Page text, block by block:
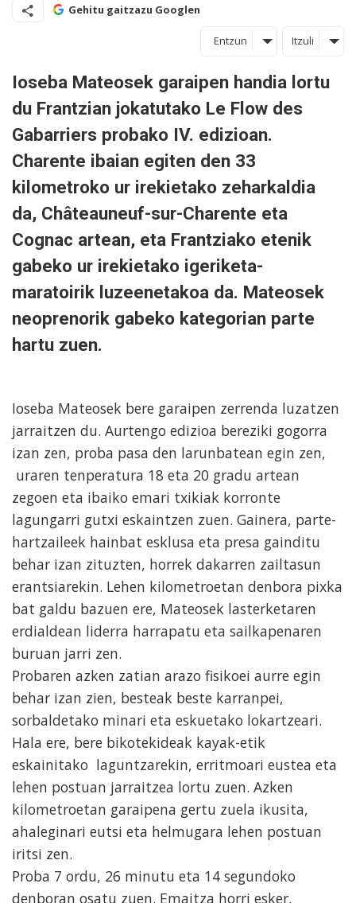
Gehitu gaitzazu Googlen
Entzun Itzuli
Ioseba Mateosek garaipen handia lortu
du Frantzian jokatutako Le Flow des
Gabarriers probako IV. edizioan.
Charente ibaian egiten den 33
kilometroko ur irekietako zeharkaldia
da, Châteauneuf-sur-Charente eta
Cognac artean, eta Frantziako etenik
gabeko ur irekietako igeriketa-
maratoirik luzeenetakoa da. Mateosek
neoprenorik gabeko kategorian parte
hartu zuen.
Ioseba Mateosek bere garaipen zerrenda luzatzen
jarraitzen du. Aurtengo edizioa bereziki gogorra
izan zen, proba pasa den larunbatean egin zen,
uraren tenperatura 18 eta 20 gradu artean
zegoen eta ibaiko emari txikiak korronte
lagungarri gutxi eskaintzen zuen. Gainera, parte-
hartzaileek hainbat esklusa eta presa gainditu
behar izan zituzten, horrek dakarren zailtasun
erantsiarekin. Lehen kilometroetan denbora pixka
bat galdu bazuen ere, Mateosek lasterketaren
erdialdean liderra harrapatu eta sailkapenaren
buruan jarri zen.
Probaren azken zatian arazo fisikoei aurre egin
behar izan zien, besteak beste karranpei,
sorbaldetako minari eta eskuetako lokartzeari.
Hala ere, bere bikotekideak kayak-etik
eskainitako laguntzarekin, erritmoari eustea eta
lehen postuan jarraitzea lortu zuen. Azken
kilometroetan garaipena gertu zuela ikusita,
ahaleginari eutsi eta helmugara lehen postuan
iritsi zen.
Proba 7 ordu, 26 minutu eta 14 segundoko
denboran osatu zuen. Emaitza horri esker,